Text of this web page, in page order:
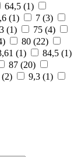
64,5 (1)
(1) 7 (3)
(1) 75 (4)
) 80 (22)
(1) 84,5 (1)
87 (20)
(2) 9,3 (1)